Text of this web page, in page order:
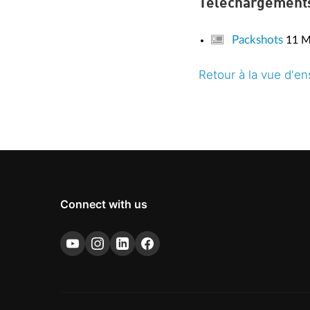
Packshots 11
Retour à la vue
Connect with us